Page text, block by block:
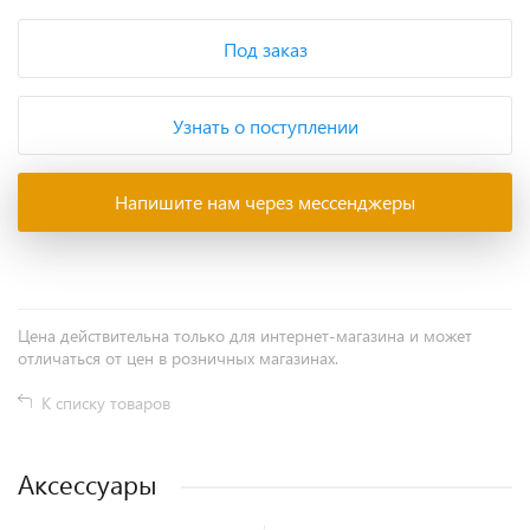
Под заказ
Узнать о поступлении
Напишите нам через мессенджеры
Цена действительна только для интернет-магазина и может
отличаться от цен в розничных магазинах.
К списку товаров
Аксессуары